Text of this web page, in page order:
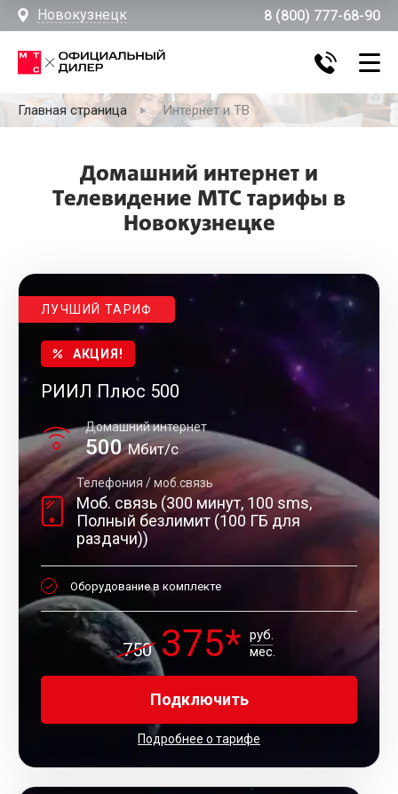
Новокузнецк 8 (800) 777-68-90
Главная страница Интернет и ТВ
Домашний интернет и
Телевидение МТС тарифы в
Новокузнецке
ЛУЧШИЙ ТАРИФ
РИИЛ Плюс 500
АКЦИЯ!
500Мбит/с
Домашний интернет
Моб. связь (300 минут, 100 sms,
Полный безлимит (100 ГБ для
раздачи))
Телефония / моб.связь
Оборудование в комплекте
750 375* руб.
мес.
Подключить
Подробнее о тарифе